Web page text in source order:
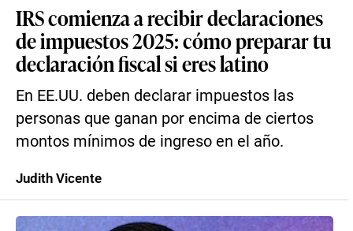
IRS comienza a recibir declaraciones
de impuestos 2025: cómo preparar tu
declaración fiscal si eres latino
En EE.UU. deben declarar impuestos las
personas que ganan por encima de ciertos
montos mínimos de ingreso en el año.
Judith Vicente